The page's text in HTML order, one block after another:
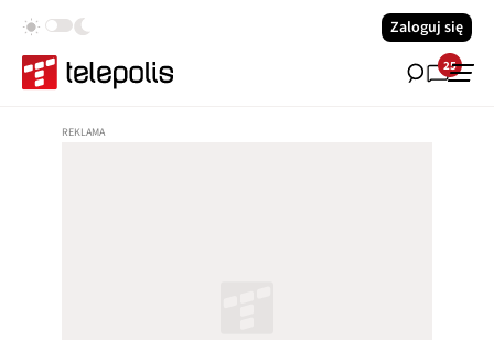
Zaloguj się
25